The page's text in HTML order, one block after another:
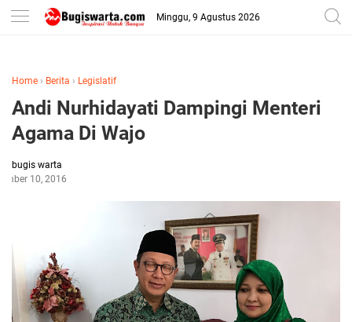
-->
Minggu, 9 Agustus 2026
Home › Berita › Legislatif
Andi Nurhidayati Dampingi Menteri
Agama Di Wajo
bugis warta
10, 2016